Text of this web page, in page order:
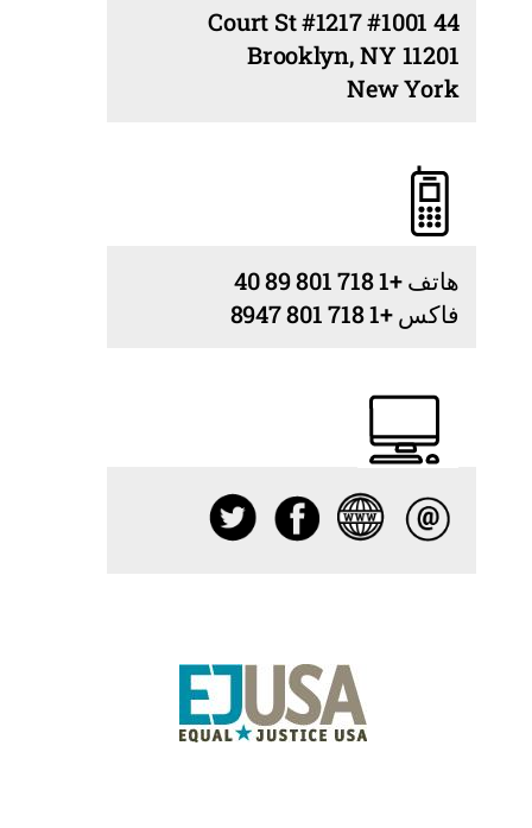
44 Court St #1217 #1001
11201 Brooklyn, NY
New York
هاتف +1 718 801 89 40
فاكس +1 718 801 8947